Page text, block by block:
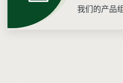
我们的产品